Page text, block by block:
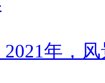
年，